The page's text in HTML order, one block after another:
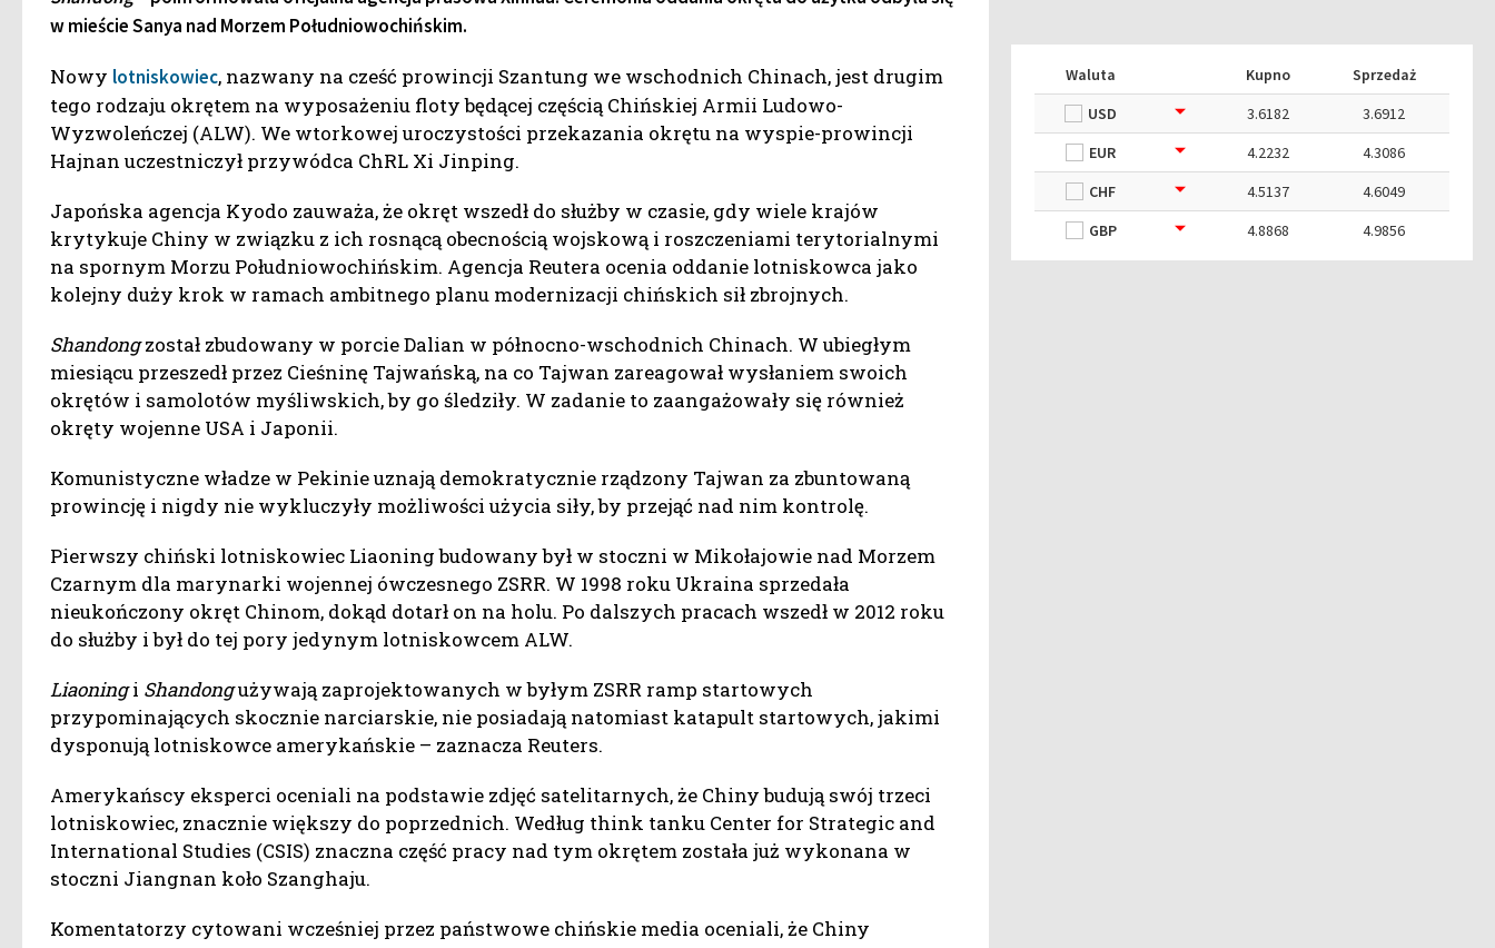
w mieście Sanya nad Morzem Południowochińskim.
Nowy lotniskowiec, nazwany na cześć prowincji Szantung we wschodnich Chinach, jest drugim
tego rodzaju okrętem na wyposażeniu floty będącej częścią Chińskiej Armii Ludowo-
Wyzwoleńczej (ALW). We wtorkowej uroczystości przekazania okrętu na wyspie-prowincji
Hajnan uczestniczył przywódca ChRL Xi Jinping.
Japońska agencja Kyodo zauważa, że okręt wszedł do służby w czasie, gdy wiele krajów
krytykuje Chiny w związku z ich rosnącą obecnością wojskową i roszczeniami terytorialnymi
na spornym Morzu Południowochińskim. Agencja Reutera ocenia oddanie lotniskowca jako
kolejny duży krok w ramach ambitnego planu modernizacji chińskich sił zbrojnych.
Shandongzostał zbudowany w porcie Dalian w północno-wschodnich Chinach. W ubiegłym
miesiącu przeszedł przez Cieśninę Tajwańską, na co Tajwan zareagował wysłaniem swoich
okrętów i samolotów myśliwskich, by go śledziły. W zadanie to zaangażowały się również
okręty wojenne USA i Japonii.
Komunistyczne władze w Pekinie uznają demokratycznie rządzony Tajwan za zbuntowaną
prowincję i nigdy nie wykluczyły możliwości użycia siły, by przejąć nad nim kontrolę.
Pierwszy chiński lotniskowiec Liaoning budowany był w stoczni w Mikołajowie nad Morzem
Czarnym dla marynarki wojennej ówczesnego ZSRR. W 1998 roku Ukraina sprzedała
nieukończony okręt Chinom, dokąd dotarł on na holu. Po dalszych pracach wszedł w 2012 roku
do służby i był do tej pory jedynym lotniskowcem ALW.
Liaoningi Shandongużywają zaprojektowanych w byłym ZSRR ramp startowych
przypominających skocznie narciarskie, nie posiadają natomiast katapult startowych, jakimi
dysponują lotniskowce amerykańskie – zaznacza Reuters.
Amerykańscy eksperci oceniali na podstawie zdjęć satelitarnych, że Chiny budują swój trzeci
lotniskowiec, znacznie większy do poprzednich. Według think tanku Center for Strategic and
International Studies (CSIS) znaczna część pracy nad tym okrętem została już wykonana w
stoczni Jiangnan koło Szanghaju.
Komentatorzy cytowani wcześniej przez państwowe chińskie media oceniali, że Chiny
Waluta Kupno
Sprzedaż
USD
3.6182
3.6912
EUR
4.2232
4.3086
CHF
4.5137
4.6049
GBP
4.8868 4.9856